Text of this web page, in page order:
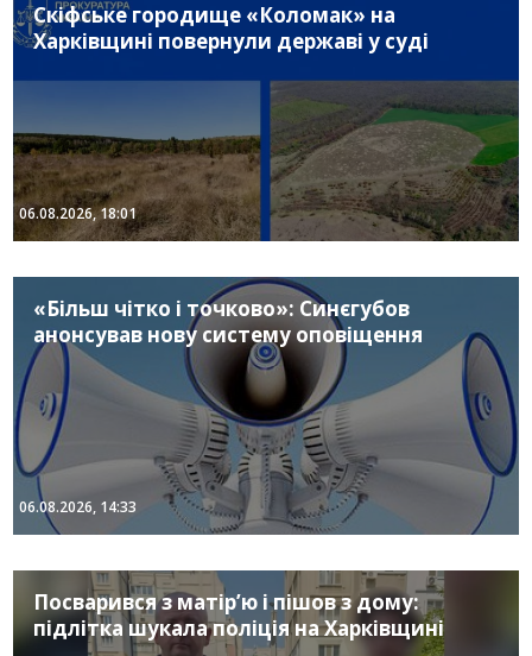
Скіфське городище «Коломак» на
Харківщині повернули державі у суді
06.08.2026, 18:01
«Більш чітко і точково»: Синєгубов
анонсував нову систему оповіщення
06.08.2026, 14:33
Посварився з матір’ю і пішов з дому:
підлітка шукала поліція на Харківщині